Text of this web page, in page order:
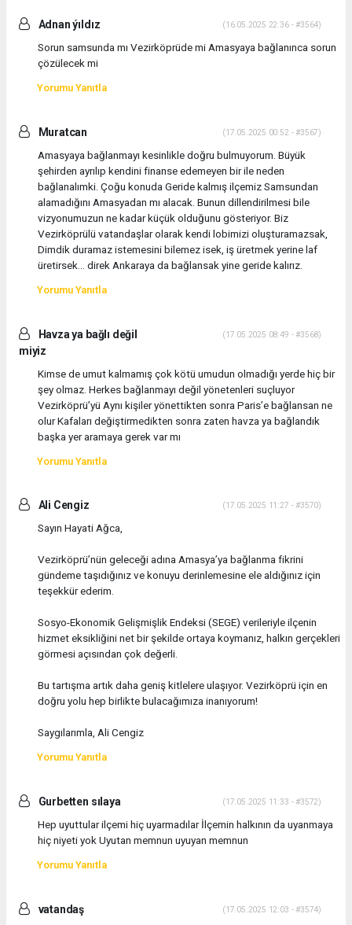
Adnan ýıldız (16.05.2025 22:36 - #3564)
Sorun samsunda mı Vezirköprüde mi Amasyaya bağlanınca sorun
çözülecek mi
Yorumu Yanıtla
Muratcan (17.05.2025 00:52 - #3567)
Amasyaya bağlanmayı kesinlikle doğru bulmuyorum. Büyük
şehirden ayrılıp kendini finanse edemeyen bir ile neden
bağlanalımki. Çoğu konuda Geride kalmış ilçemiz Samsundan
alamadığını Amasyadan mı alacak. Bunun dillendirilmesi bile
vizyonumuzun ne kadar küçük olduğunu gösteriyor. Biz
Vezirköprülü vatandaşlar olarak kendi lobimizi oluşturamazsak,
Dimdik duramaz istemesini bilemez isek, iş üretmek yerine laf
üretirsek… direk Ankaraya da bağlansak yine geride kalırız.
Yorumu Yanıtla
Havza ya bağlı değil
miyiz
(17.05.2025 08:49 - #3568)
Kimse de umut kalmamış çok kötü umudun olmadığı yerde hiç bir
şey olmaz. Herkes bağlanmayı değil yönetenleri suçluyor
Vezirköprü’yü Aynı kişiler yönettikten sonra Paris’e bağlansan ne
olur Kafaları değiştirmedikten sonra zaten havza ya bağlandık
başka yer aramaya gerek var mı
Yorumu Yanıtla
Ali Cengiz (17.05.2025 11:27 - #3570)
Sayın Hayati Ağca,
Vezirköprü’nün geleceği adına Amasya’ya bağlanma fikrini
gündeme taşıdığınız ve konuyu derinlemesine ele aldığınız için
teşekkür ederim.
Sosyo-Ekonomik Gelişmişlik Endeksi (SEGE) verileriyle ilçenin
hizmet eksikliğini net bir şekilde ortaya koymanız, halkın gerçekleri
görmesi açısından çok değerli.
Bu tartışma artık daha geniş kitlelere ulaşıyor. Vezirköprü için en
doğru yolu hep birlikte bulacağımıza inanıyorum!
Saygılarımla, Ali Cengiz
Yorumu Yanıtla
Gurbetten sılaya (17.05.2025 11:33 - #3572)
Hep uyuttular ilçemi hiç uyarmadılar İlçemin halkının da uyanmaya
hiç niyeti yok Uyutan memnun uyuyan memnun
Yorumu Yanıtla
vatandaş (17.05.2025 12:03 - #3574)